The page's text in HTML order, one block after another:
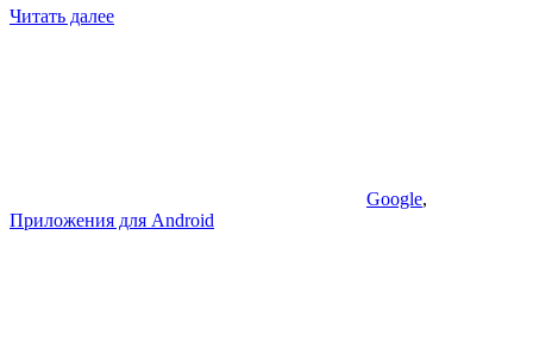
Читать далее
Google,
Приложения для Android